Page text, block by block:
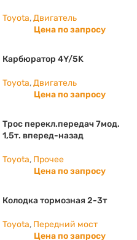
Toyota,Двигатель
Цена по запросу
Карбюратор 4Y/5K
Toyota,Двигатель
Цена по запросу
Трос перекл.передач 7мод.
1,5т. вперед-назад
Toyota, Прочее
Цена по запросу
Колодка тормозная 2-3т
Toyota, Передний мост
Цена по запросу